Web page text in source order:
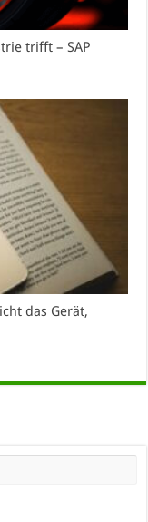
trifft – SAP
das Gerät,